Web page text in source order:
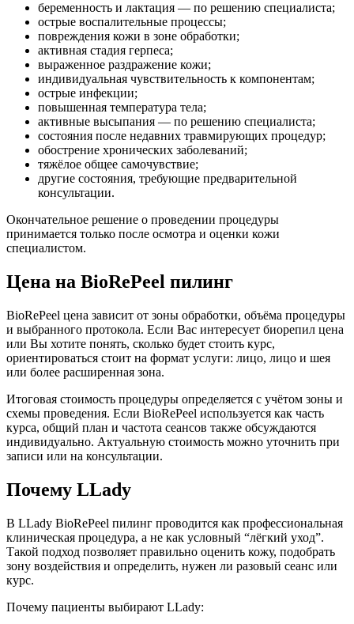
беременность и лактация — по решению специалиста;
острые воспалительные процессы;
повреждения кожи в зоне обработки;
активная стадия герпеса;
выраженное раздражение кожи;
индивидуальная чувствительность к компонентам;
острые инфекции;
повышенная температура тела;
активные высыпания — по решению специалиста;
состояния после недавних травмирующих процедур;
обострение хронических заболеваний;
тяжёлое общее самочувствие;
другие состояния, требующие предварительной
консультации.
Окончательное решение о проведении процедуры
принимается только после осмотра и оценки кожи
специалистом.
Цена на BioRePeel пилинг
BioRePeel цена зависит от зоны обработки, объёма процедуры
и выбранного протокола. Если Вас интересует биорепил цена
или Вы хотите понять, сколько будет стоить курс,
ориентироваться стоит на формат услуги: лицо, лицо и шея
или более расширенная зона.
Итоговая стоимость процедуры определяется с учётом зоны и
схемы проведения. Если BioRePeel используется как часть
курса, общий план и частота сеансов также обсуждаются
индивидуально. Актуальную стоимость можно уточнить при
записи или на консультации.
Почему LLady
В LLady BioRePeel пилинг проводится как профессиональная
клиническая процедура, а не как условный “лёгкий уход”.
Такой подход позволяет правильно оценить кожу, подобрать
зону воздействия и определить, нужен ли разовый сеанс или
курс.
Почему пациенты выбирают LLady: